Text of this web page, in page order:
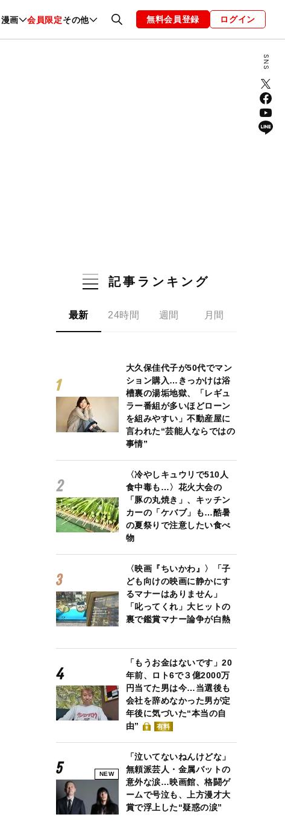
漫画 会員限定その他
ファッション 恋愛・結婚 編集部 お知らせ
無料会員登録 ログイン
記事ランキング
最新 24時間 週間 月間
大久保佳代子が50代でマン
ション購入…きっかけは浴
槽裏の湯垢地獄、「レギュ
ラー番組が多いほどローン
を組みやすい」不動産屋に
言われた“芸能人ならではの
事情”
〈冷やしキュウリで510人
食中毒も…〉花火大会の
「豚の丸焼き」、キッチン
カーの「ケバブ」も…酷暑
の夏祭りで注意したい食べ
物
〈映画『ちいかわ』〉「子
ども向けの映画に静かにす
るマナーはありません」
「叱ってくれ」大ヒットの
裏で鑑賞マナー論争が白熱
「もうお金はないです」20
年前、ロト6で３億2000万
円当てた男は今…当選後も
会社を辞めなかった男が定
年後に気づいた“本当の自
由”
有料
NEW
「泣いてないねんけどな」
無頼派芸人・金属バットの
意外な涙…映画館、格闘ゲ
ームで号泣も、上方漫才大
賞で浮上した“疑惑の涙”